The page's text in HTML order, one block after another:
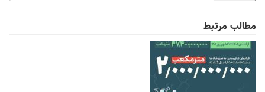
مطالب مرتبط